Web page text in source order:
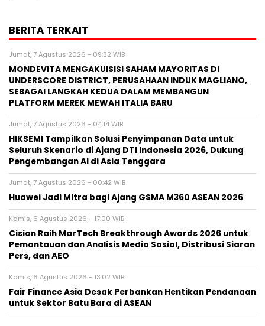
BERITA TERKAIT
Jumat, 7 Agustus 2026 - 09:32 WIB
MONDEVITA MENGAKUISISI SAHAM MAYORITAS DI
UNDERSCORE DISTRICT, PERUSAHAAN INDUK MAGLIANO,
SEBAGAI LANGKAH KEDUA DALAM MEMBANGUN
PLATFORM MEREK MEWAH ITALIA BARU
Jumat, 7 Agustus 2026 - 04:14 WIB
HIKSEMI Tampilkan Solusi Penyimpanan Data untuk
Seluruh Skenario di Ajang DTI Indonesia 2026, Dukung
Pengembangan AI di Asia Tenggara
Jumat, 7 Agustus 2026 - 00:42 WIB
Huawei Jadi Mitra bagi Ajang GSMA M360 ASEAN 2026
Kamis, 6 Agustus 2026 - 17:00 WIB
Cision Raih MarTech Breakthrough Awards 2026 untuk
Pemantauan dan Analisis Media Sosial, Distribusi Siaran
Pers, dan AEO
Kamis, 6 Agustus 2026 - 13:02 WIB
Fair Finance Asia Desak Perbankan Hentikan Pendanaan
untuk Sektor Batu Bara di ASEAN